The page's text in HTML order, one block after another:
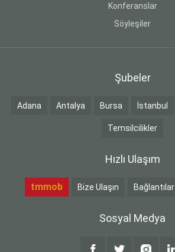
Konferanslar
Söyleşiler
Şubeler
Adana Antalya Bursa İstanbul
Temsilcilikler
Hızlı Ulaşım
tmmob Bize Ulaşın Bağlantılar
Sosyal Medya